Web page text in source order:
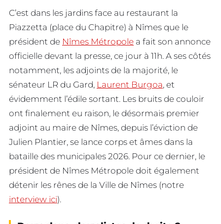
C’est dans les jardins face au restaurant la
Piazzetta (place du Chapitre) à Nîmes que le
président de Nîmes Métropole a fait son annonce
officielle devant la presse, ce jour à 11h. A ses côtés
notamment, les adjoints de la majorité, le
sénateur LR du Gard, Laurent Burgoa, et
évidemment l’édile sortant. Les bruits de couloir
ont finalement eu raison, le désormais premier
adjoint au maire de Nîmes, depuis l’éviction de
Julien Plantier, se lance corps et âmes dans la
bataille des municipales 2026. Pour ce dernier, le
président de Nîmes Métropole doit également
détenir les rênes de la Ville de Nîmes (notre
interview ici).